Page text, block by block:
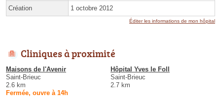
Création 1 octobre 2012
Éditer les informations de mon hôpital
Cliniques à proximité
Maisons de l'Avenir
Saint-Brieuc
2.6 km
Fermée, ouvre à 14h
Hôpital Yves le Foll
Saint-Brieuc
2.7 km